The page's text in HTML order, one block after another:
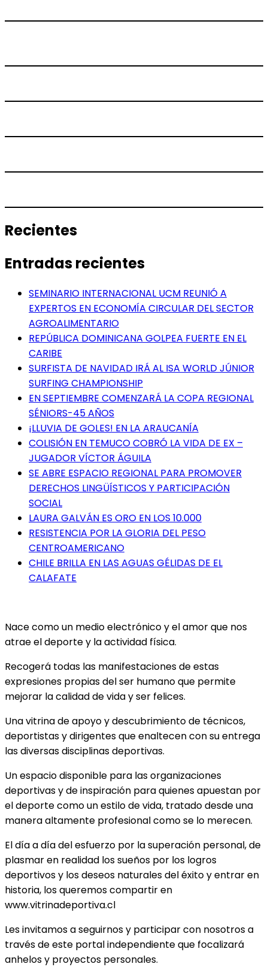
Recientes
Entradas recientes
SEMINARIO INTERNACIONAL UCM REUNIÓ A
EXPERTOS EN ECONOMÍA CIRCULAR DEL SECTOR
AGROALIMENTARIO
REPÚBLICA DOMINICANA GOLPEA FUERTE EN EL
CARIBE
SURFISTA DE NAVIDAD IRÁ AL ISA WORLD JÚNIOR
SURFING CHAMPIONSHIP
EN SEPTIEMBRE COMENZARÁ LA COPA REGIONAL
SÉNIORS-45 AÑOS
¡LLUVIA DE GOLES! EN LA ARAUCANÍA
COLISIÓN EN TEMUCO COBRÓ LA VIDA DE EX –
JUGADOR VÍCTOR ÁGUILA
SE ABRE ESPACIO REGIONAL PARA PROMOVER
DERECHOS LINGÜÍSTICOS Y PARTICIPACIÓN
SOCIAL
LAURA GALVÁN ES ORO EN LOS 10.000
RESISTENCIA POR LA GLORIA DEL PESO
CENTROAMERICANO
CHILE BRILLA EN LAS AGUAS GÉLIDAS DE EL
CALAFATE
Nace como un medio electrónico y el amor que nos
atrae el deporte y la actividad física.
Recogerá todas las manifestaciones de estas
expresiones propias del ser humano que permite
mejorar la calidad de vida y ser felices.
Una vitrina de apoyo y descubrimiento de técnicos,
deportistas y dirigentes que enaltecen con su entrega
las diversas disciplinas deportivas.
Un espacio disponible para las organizaciones
deportivas y de inspiración para quienes apuestan por
el deporte como un estilo de vida, tratado desde una
manera altamente profesional como se lo merecen.
El día a día del esfuerzo por la superación personal, de
plasmar en realidad los sueños por los logros
deportivos y los deseos naturales del éxito y entrar en
historia, los queremos compartir en
www.vitrinadeportiva.cl
Les invitamos a seguirnos y participar con nosotros a
través de este portal independiente que focalizará
anhelos y proyectos personales.